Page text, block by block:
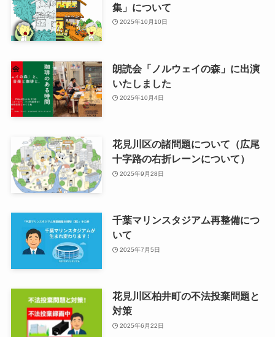
集」について
2025年10月10日
朗読会「ノルウェイの森」に出演
いたしました
2025年10月4日
花見川区の諸問題について（広尾
十字路の右折レーンについて）
2025年9月28日
千葉マリンスタジアム再整備につ
いて
2025年7月5日
花見川区柏井町の不法投棄問題と
対策
2025年6月22日